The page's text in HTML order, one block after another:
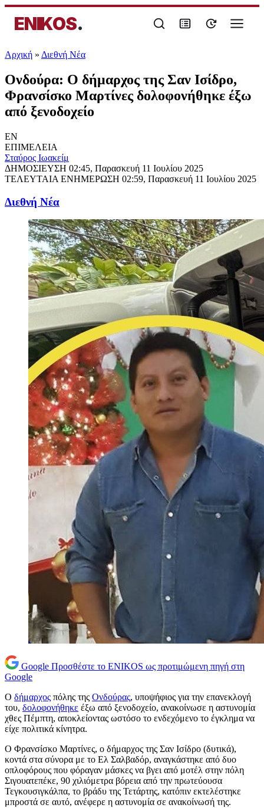
ENIKOS.
Αρχική » Διεθνή Νέα
Ονδούρα: Ο δήμαρχος της Σαν Ισίδρο,
Φρανσίσκο Μαρτίνες δολοφονήθηκε έξω
από ξενοδοχείο
EN
ΕΠΙΜΕΛΕΙΑ
Σταύρος Ιωακείμ
ΔΗΜΟΣΙΕΥΣΗ 02:45, Παρασκευή 11 Ιουλίου 2025
ΤΕΛΕΥΤΑΙΑ ΕΝΗΜΕΡΩΣΗ 02:59, Παρασκευή 11 Ιουλίου 2025
Διεθνή Νέα
Google Προσθέστε το ENIKOS ως προτιμώμενη πηγή στη
Google
Ο δήμαρχος πόλης της Ονδούρας, υποψήφιος για την επανεκλογή
του, δολοφονήθηκε έξω από ξενοδοχείο, ανακοίνωσε η αστυνομία
χθες Πέμπτη, αποκλείοντας ωστόσο το ενδεχόμενο το έγκλημα να
είχε πολιτικά κίνητρα.
Ο Φρανσίσκο Μαρτίνες, ο δήμαρχος της Σαν Ισίδρο (δυτικά),
κοντά στα σύνορα με το Ελ Σαλβαδόρ, αναγκάστηκε από δυο
οπλοφόρους που φόραγαν μάσκες να βγει από μοτέλ στην πόλη
Σιγουατεπέκε, 90 χιλιόμετρα βόρεια από την πρωτεύουσα
Τεγκουσιγκάλπα, το βράδυ της Τετάρτης, κατόπιν εκτελέστηκε
μπροστά σε αυτό, ανέφερε η αστυνομία σε ανακοίνωσή της.